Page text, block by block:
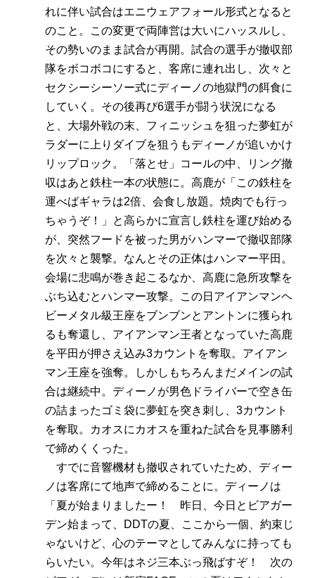
れに伴い試合はエニウェアフォール形式となると
のこと。この変更で両陣営は大いにハッスルし、
その勢いのまま試合が再開。試合の選手が撤収部
隊をボコボコにすると、客席に連れ出し、次々と
セクシーシーソー式にディーノの地獄門の餌食に
していく。その後再び6選手が闘う状況になる
と、大場外戦の末、フィニッシュを狙った夢虹が
ラダーに上りダイブを狙うもディーノが追いかけ
リップロック。「落とせ」コールの中、リング撤
収はあと鉄柱一本の状態に。高鹿が「この鉄柱を
運べばギャラは2倍、会食し放題。焼肉でも行っ
ちゃうぞ！」と高らかに宣言し鉄柱を運び始める
が、突然フードを被った男がハンマーで撤収部隊
を次々と襲撃。なんとその正体はハンマー平田。
会場に悲鳴が巻き起こるなか、高鹿に急所攻撃を
ぶち込むとハンマー攻撃。この日アイアンマンヘ
ビーメタル級王座をブンブンとアントンに獲られ
るも奪還し、アイアンマン王者となっていた高鹿
を平田が押さえ込み3カウントを奪取。アイアン
マン王座を強奪。しかしもちろんまだメインの試
合は継続中。ディーノが男色ドライバーで空き缶
の詰まったゴミ袋に夢虹を突き刺し、3カウント
を奪取。カオスにカオスを重ねた試合を見事勝利
で締めくくった。
すでに音響機材も撤収されていたため、ディー
ノは客席にて地声で締めることに。ディーノは
「夏が始まりましたー！ 昨日、今日とビアガー
デン始まって、DDTの夏、ここから一個、約束じ
ゃないけど、心のテーマとしてみんなに持っても
らいたい。今年はネジ三本ぶっ飛ばすぞ！ 次の